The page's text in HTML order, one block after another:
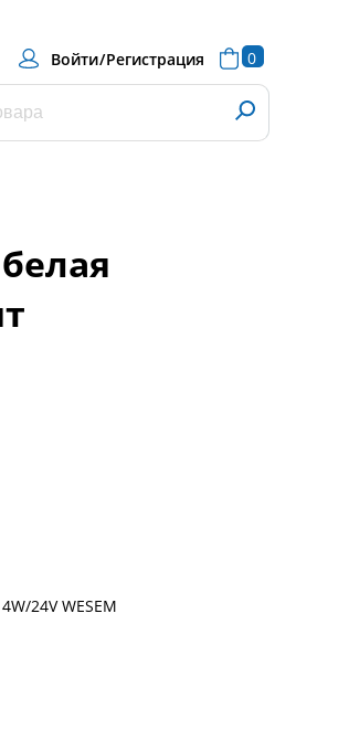
Войти/Регистрация 0
24V WESEM